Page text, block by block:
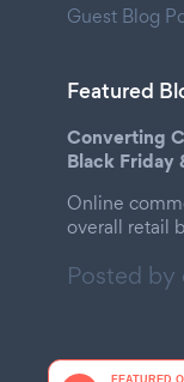
Guest Blog
Featured
Converting
Black Friday
Online
overall retail
Posted by